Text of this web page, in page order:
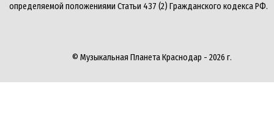
определяемой положениями Статьи 437 (2) Гражданского кодекса РФ.
© Музыкальная Планета Краснодар - 2026 г.